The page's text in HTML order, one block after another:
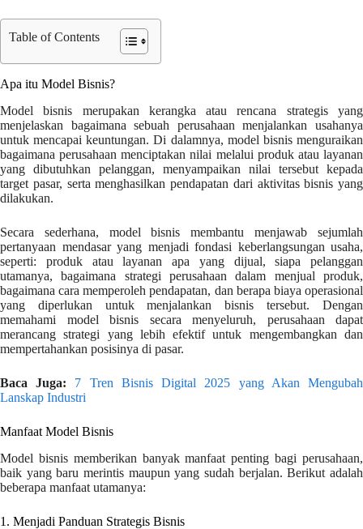
Table of Contents
Apa itu Model Bisnis?
Model bisnis merupakan kerangka atau rencana strategis yang
menjelaskan bagaimana sebuah perusahaan menjalankan usahanya
untuk mencapai keuntungan. Di dalamnya, model bisnis menguraikan
bagaimana perusahaan menciptakan nilai melalui produk atau layanan
yang dibutuhkan pelanggan, menyampaikan nilai tersebut kepada
target pasar, serta menghasilkan pendapatan dari aktivitas bisnis yang
dilakukan.
Secara sederhana, model bisnis membantu menjawab sejumlah
pertanyaan mendasar yang menjadi fondasi keberlangsungan usaha,
seperti: produk atau layanan apa yang dijual, siapa pelanggan
utamanya, bagaimana strategi perusahaan dalam menjual produk,
bagaimana cara memperoleh pendapatan, dan berapa biaya operasional
yang diperlukan untuk menjalankan bisnis tersebut. Dengan
memahami model bisnis secara menyeluruh, perusahaan dapat
merancang strategi yang lebih efektif untuk mengembangkan dan
mempertahankan posisinya di pasar.
Baca Juga:
7 Tren Bisnis Digital 2025 yang Akan Mengubah
Lanskap Industri
Manfaat Model Bisnis
Model bisnis memberikan banyak manfaat penting bagi perusahaan,
baik yang baru merintis maupun yang sudah berjalan. Berikut adalah
beberapa manfaat utamanya:
1. Menjadi Panduan Strategis Bisnis